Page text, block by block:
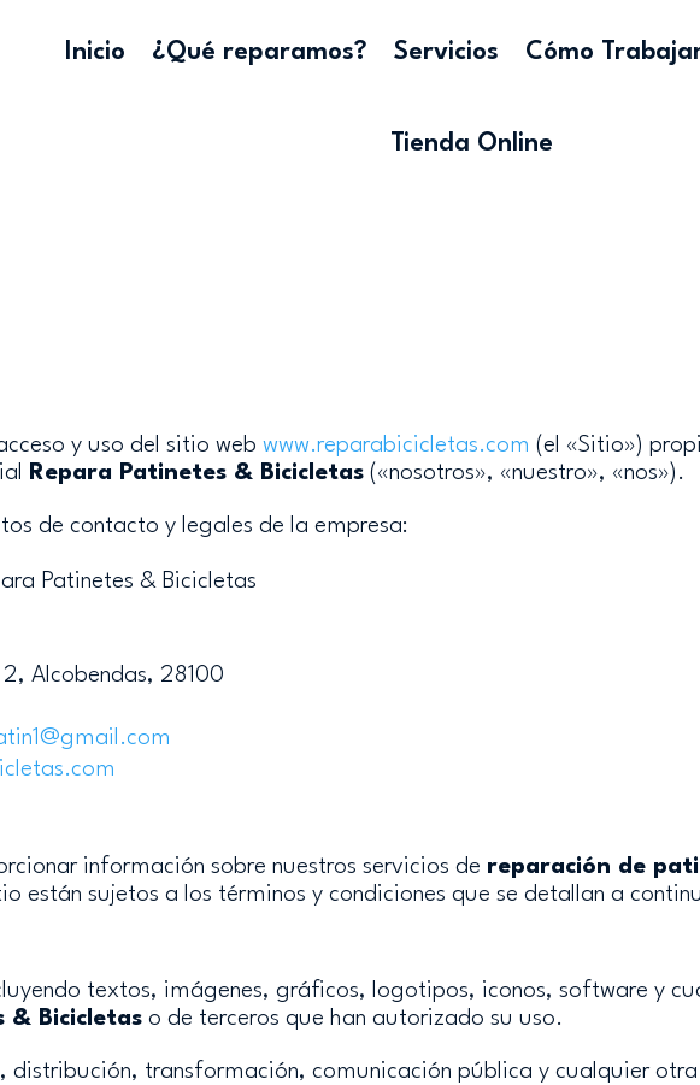
Inicio ¿Qué reparamos? Servicios Cómo
Tienda Online
y uso del sitio webwww.reparabicicletas.com (el «Sitio»)
Repara Patinetes & Bicicletas («nosotros», «nuestro», «nos»).
de contacto y legales de la empresa:
Patinetes & Bicicletas
Alcobendas, 28100
@gmail .com
.com
información sobre nuestros servicios de reparación de
están sujetos a los términos y condiciones que se detallan a
textos, imágenes, gráficos, logotipos, iconos, software y
& Bicicletas o de terceros que han autorizado su uso.
distribución, transformación, comunicación pública y cualquier